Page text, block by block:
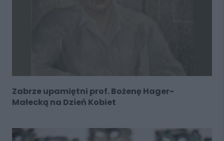
Zabrze upamiętni prof. Bożenę Hager-
Małecką na Dzień Kobiet